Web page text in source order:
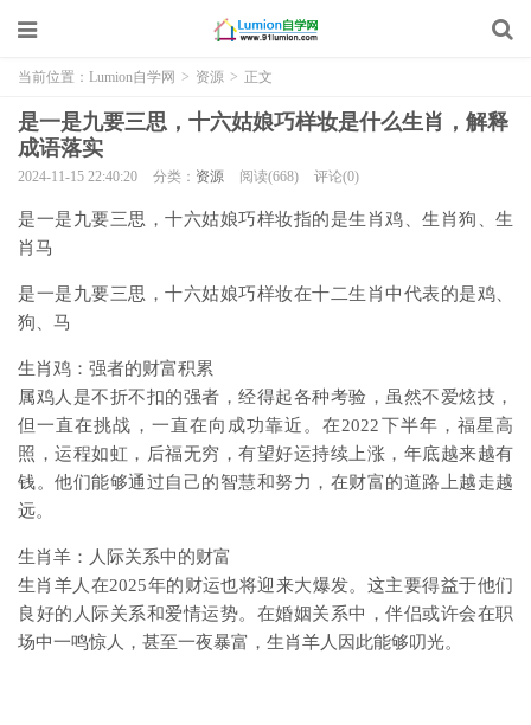
当前位置： Lumion自学网 > 资源 > 正文
是一是九要三思，十六姑娘巧样妆是什么生肖，解释
成语落实
2024-11-15 22:40:20 分类： 资源 阅读(668) 评论(0)
是一是九要三思，十六姑娘巧样妆指的是生肖鸡、生肖狗、生
肖马
是一是九要三思，十六姑娘巧样妆在十二生肖中代表的是鸡、
狗、马
生肖鸡：强者的财富积累
属鸡人是不折不扣的强者，经得起各种考验，虽然不爱炫技，
但一直在挑战，一直在向成功靠近。在2022下半年，福星高
照，运程如虹，后福无穷，有望好运持续上涨，年底越来越有
钱。他们能够通过自己的智慧和努力，在财富的道路上越走越
远。
生肖羊：人际关系中的财富
生肖羊人在2025年的财运也将迎来大爆发。这主要得益于他们
良好的人际关系和爱情运势。在婚姻关系中，伴侣或许会在职
场中一鸣惊人，甚至一夜暴富，生肖羊人因此能够叨光。